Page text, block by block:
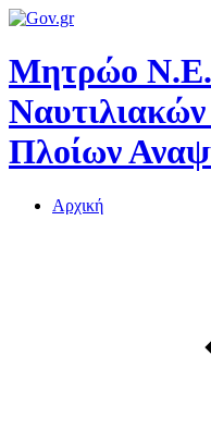
Μητρώο
Πλοίων
Αρχική